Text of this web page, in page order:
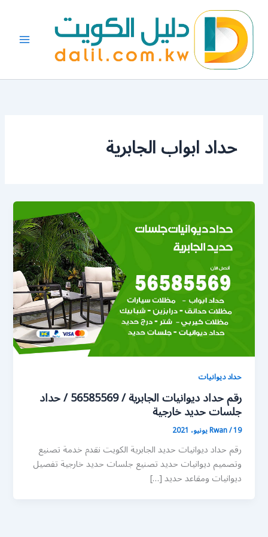
المحتوى
حداد ابواب الجابرية
حداد ديوانيات
رقم حداد ديوانيات الجابرية / 56585569 / حداد
جلسات حديد خارجية
Rwan/19 يونيو، 2021
رقم حداد ديوانيات حديد الجابرية الكويت نقدم خدمة تصنيع
وتصميم ديوانيات حديد تصنيع جلسات حديد خارجية تفصيل
ديوانيات ومقاعد حديد […]